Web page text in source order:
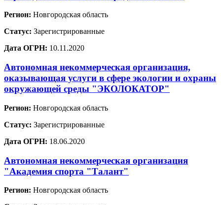
Регион: Новгородская область
Статус: Зарегистрированные
Дата ОГРН: 10.11.2020
Автономная некоммерческая организация,
оказывающая услуги в сфере экологии и охраны
окружающей среды "ЭКОЛОКАТОР"
Регион: Новгородская область
Статус: Зарегистрированные
Дата ОГРН: 18.06.2020
Автономная некоммерческая организация
"Академия спорта "Талант"
Регион: Новгородская область